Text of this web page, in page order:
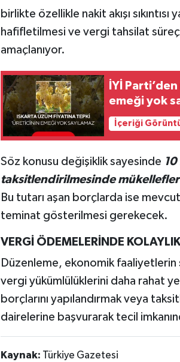
birlikte özellikle nakit akışı
hafifletilmesi ve vergi tahsilat
amaçlanıyor.
İYİ
emeği yok
İçeriği
Söz konusu değişiklik sayesinde
taksitlendirilmesinde
Bu tutarı aşan borçlarda ise
teminat gösterilmesi gerekecek.
VERGİ ÖDEMELERİNDE
Düzenleme, ekonomik
vergi yükümlülüklerini daha rahat
borçlarını yapılandırmak veya
dairelerine başvurarak tecil
Kaynak: Türkiye Gazetesi